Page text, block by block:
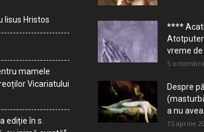
Iisus Hristos
mamele
Vicariatului
ediție în s.
****
vreme de
5
Despre
a nu
15 aprilie